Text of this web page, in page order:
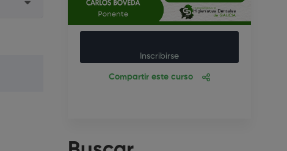
Inscribirse
Compartir este curso